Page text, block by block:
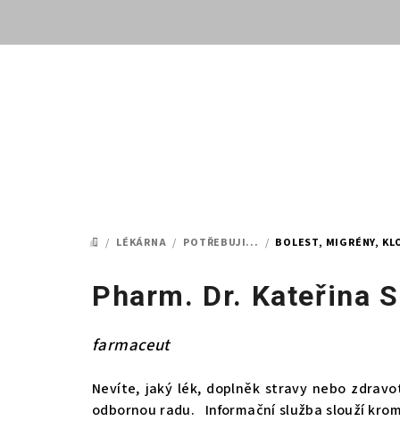
DOMŮ
/ LÉKÁRNA / POTŘEBUJI... / BOLEST, MIGRÉNY,
Pharm. Dr. Kateřina
farmaceut
Nevíte, jaký lék, doplněk stravy nebo
odbornou radu. Informační služba slouží